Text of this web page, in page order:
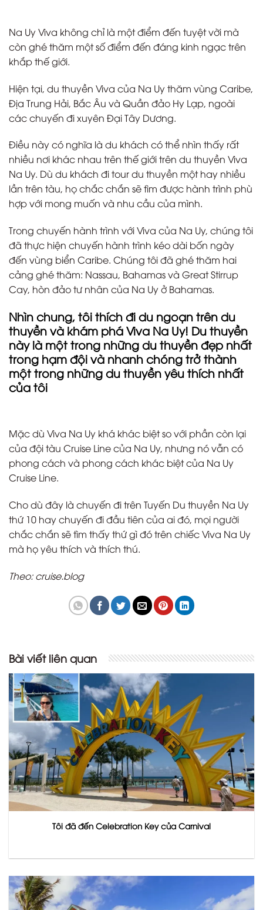
Na Uy Viva không chỉ là một điểm đến tuyệt vời mà
còn ghé thăm một số điểm đến đáng kinh ngạc trên
khắp thế giới.
Hiện tại, du thuyền Viva của Na Uy thăm vùng Caribe,
Địa Trung Hải, Bắc Âu và Quần đảo Hy Lạp, ngoài
các chuyến đi xuyên Đại Tây Dương.
Điều này có nghĩa là du khách có thể nhìn thấy rất
nhiều nơi khác nhau trên thế giới trên du thuyền Viva
Na Uy. Dù du khách đi tour du thuyền một hay nhiều
lần trên tàu, họ chắc chắn sẽ tìm được hành trình phù
hợp với mong muốn và nhu cầu của mình.
Trong chuyến hành trình với Viva của Na Uy, chúng tôi
đã thực hiện chuyến hành trình kéo dài bốn ngày
đến vùng biển Caribe. Chúng tôi đã ghé thăm hai
cảng ghé thăm: Nassau, Bahamas và Great Stirrup
Cay, hòn đảo tư nhân của Na Uy ở Bahamas.
Nhìn chung, tôi thích đi du ngoạn trên du
thuyền và khám phá Viva Na Uy! Du thuyền
này là một trong những du thuyền đẹp nhất
trong hạm đội và nhanh chóng trở thành
một trong những du thuyền yêu thích nhất
của tôi
Mặc dù Viva Na Uy khá khác biệt so với phần còn lại
của đội tàu Cruise Line của Na Uy, nhưng nó vẫn có
phong cách và phong cách khác biệt của Na Uy
Cruise Line.
Cho dù đây là chuyến đi trên Tuyến Du thuyền Na Uy
thứ 10 hay chuyến đi đầu tiên của ai đó, mọi người
chắc chắn sẽ tìm thấy thứ gì đó trên chiếc Viva Na Uy
mà họ yêu thích và thích thú.
Theo: cruise.blog
Bài viết liên quan
Tôi đã đến Celebration Key của Carnival